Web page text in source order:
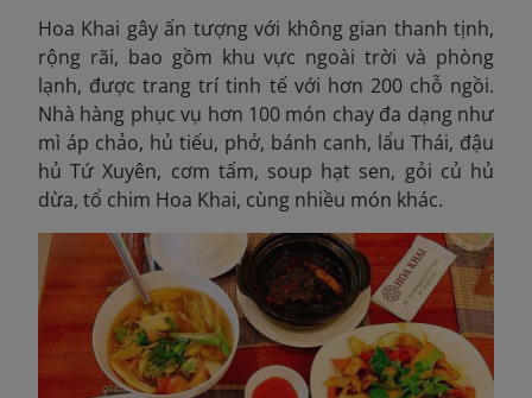
Hoa Khai gây ấn tượng với không gian thanh tịnh,
rộng rãi, bao gồm khu vực ngoài trời và phòng
lạnh, được trang trí tinh tế với hơn 200 chỗ ngồi.
Nhà hàng phục vụ hơn 100 món chay đa dạng như
mì áp chảo, hủ tiếu, phở, bánh canh, lẩu Thái, đậu
hủ Tứ Xuyên, cơm tấm, soup hạt sen, gỏi củ hủ
dừa, tổ chim Hoa Khai, cùng nhiều món khác.